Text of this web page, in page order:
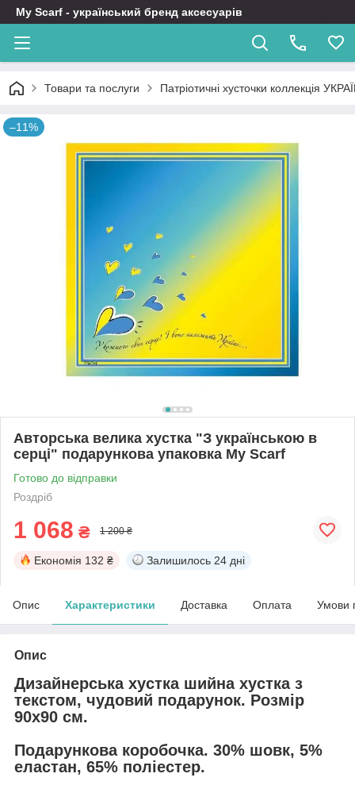
My Scarf - український бренд аксесуарів
Товари та послуги Патріотичні хусточки коллекція
–11%
Авторська велика хустка "З українською в
серці" подарункова упаковка My Scarf
Готово до відправки
Роздріб
1 068 ₴ 1 200 ₴
Економія 132 ₴ Залишилось 24 дні
Опис Характеристики Доставка Оплата Умови
Опис
Дизайнерська хустка шийна хустка з
текстом, чудовий подарунок. Розмір
90х90 см.
Подарункова коробочка. 30% шовк, 5%
еластан, 65% поліестер.